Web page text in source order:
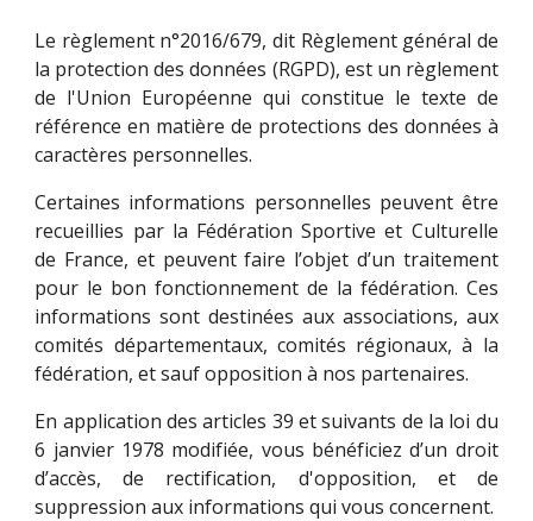
Le règlement n°2016/679, dit Règlement général de
la protection des données (RGPD), est un règlement
de l'Union Européenne qui constitue le texte de
référence en matière de protections des données à
caractères personnelles.
Certaines informations personnelles peuvent être
recueillies par la Fédération Sportive et Culturelle
de France, et peuvent faire l’objet d’un traitement
pour le bon fonctionnement de la fédération. Ces
informations sont destinées aux associations, aux
comités départementaux, comités régionaux, à la
fédération, et sauf opposition à nos partenaires.
En application des articles 39 et suivants de la loi du
6 janvier 1978 modifiée, vous bénéficiez d’un droit
d’accès, de rectification, d'opposition, et de
suppression aux informations qui vous concernent.